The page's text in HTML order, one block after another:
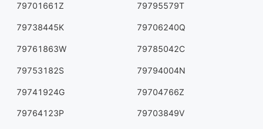
79701661Z 79795579T
79738445K 79706240Q
79761863W 79785042C
79753182S 79794004N
79741924G 79704766Z
79764123P 79703849V